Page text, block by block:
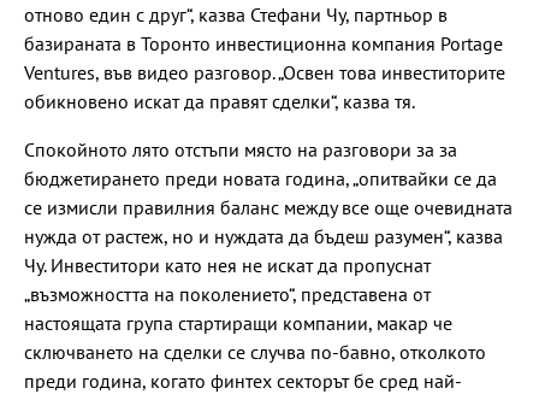
отново един с друг“, казва Стефани Чу, партньор в
базираната в Торонто инвестиционна компания Portage
Ventures, във видео разговор. „Освен това инвеститорите
обикновено искат да правят сделки“, казва тя.
Спокойното лято отстъпи място на разговори за за
бюджетирането преди новата година, „опитвайки се да
се измисли правилния баланс между все още очевидната
нужда от растеж, но и нуждата да бъдеш разумен“, казва
Чу. Инвеститори като нея не искат да пропуснат
„възможността на поколението“, представена от
настоящата група стартиращи компании, макар че
сключването на сделки се случва по-бавно, отколкото
преди година, когато финтех секторът бе сред най-